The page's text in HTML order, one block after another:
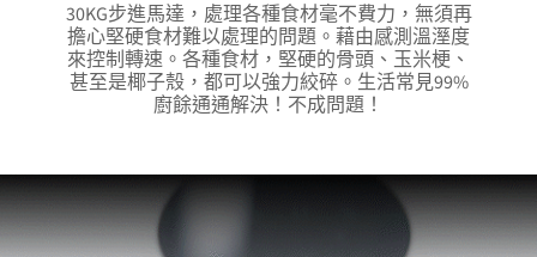
30KG步進馬達，處理各種食材毫不費力，無須再
擔心堅硬食材難以處理的問題。藉由感測溫溼度
來控制轉速。各種食材，堅硬的骨頭、玉米梗、
甚至是椰子殼，都可以強力絞碎。生活常見99%
廚餘通通解決！不成問題！